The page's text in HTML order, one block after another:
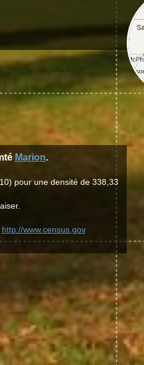
Marion.
pour une densité de 338,33
http://www.census.gov